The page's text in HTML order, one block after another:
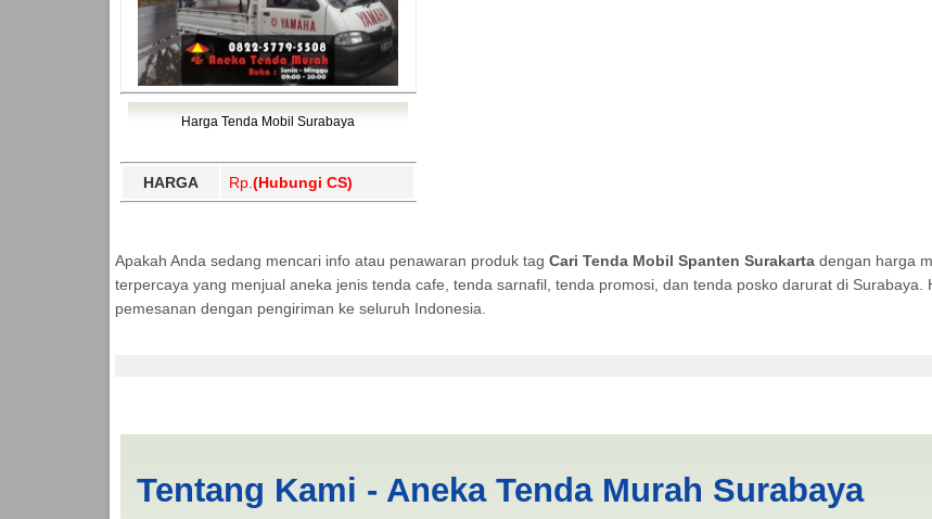
Harga Tenda Mobil Surabaya
HARGA Rp. (Hubungi CS)
Apakah Anda sedang mencari info atau penawaran produk tag Cari Tenda Mobil Spanten Surakartadengan harga
terpercaya yang menjual aneka jenis tenda cafe, tenda sarnafil, tenda promosi, dan tenda posko darurat di Surabaya.
pemesanan dengan pengiriman ke seluruh Indonesia.
Tentang Kami - Aneka Tenda Murah Surabaya